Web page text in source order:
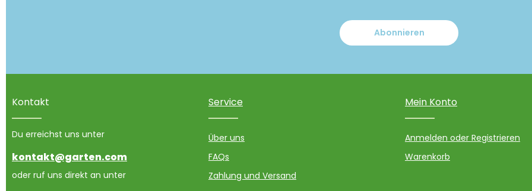
Abonnieren
Kontakt
Du erreichst uns unter
kontakt@garten.com
oder ruf uns direkt an unter
Service
Über uns
FAQs
Zahlung und Versand
Mein Konto
Anmelden oder Registrieren
Warenkorb